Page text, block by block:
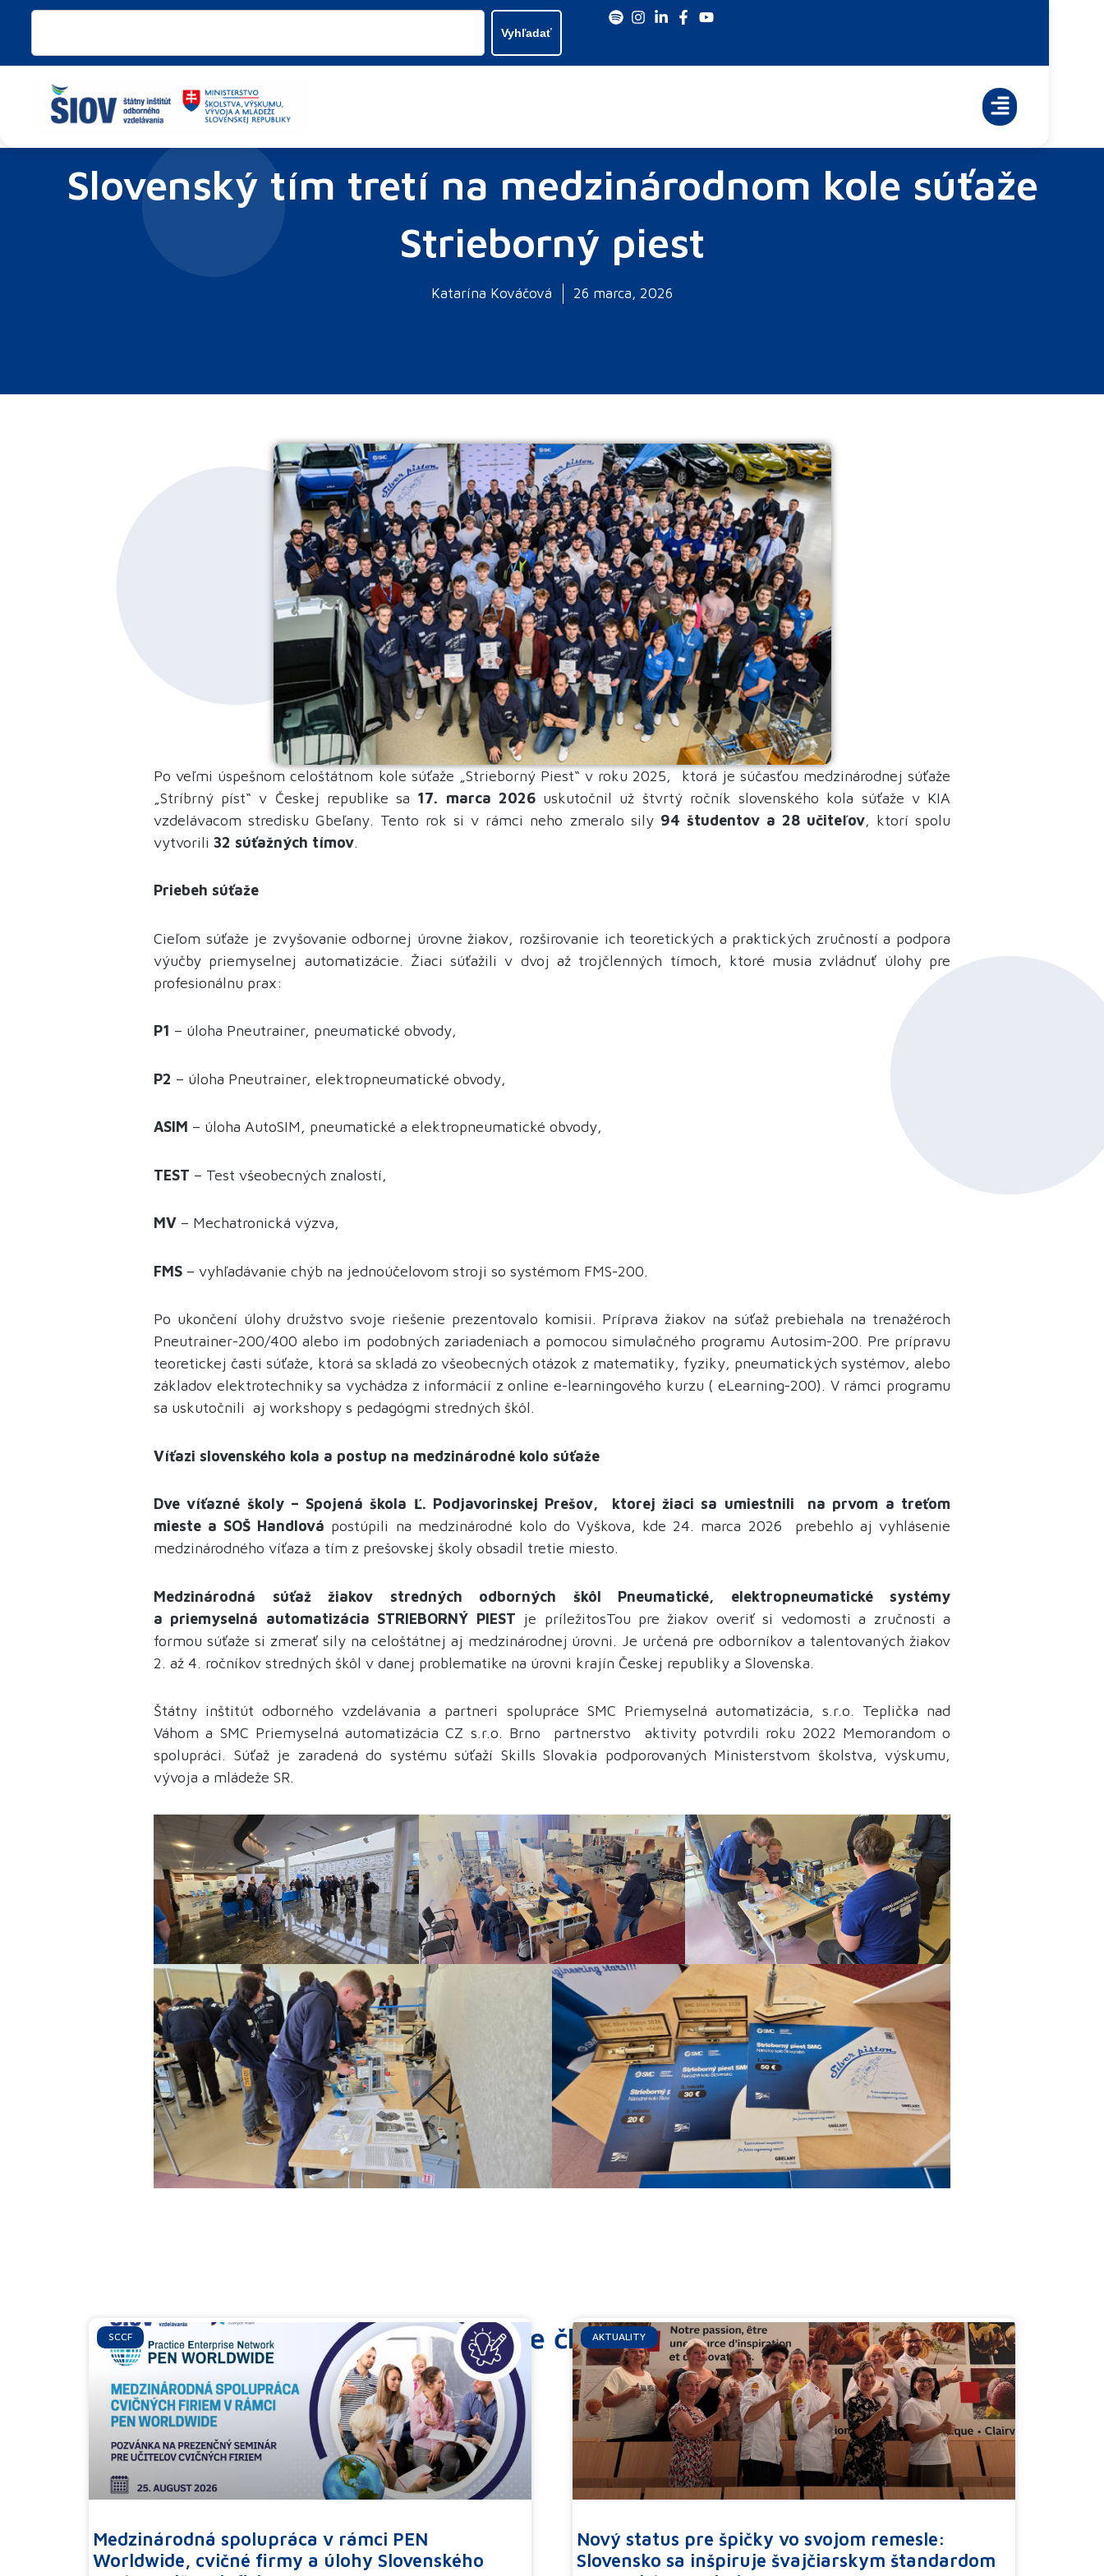
Preskočiť
obsah
Vyhľadať
Vyhľadať
Slovenský tím tretí na medzinárodnom kole súťaže
Strieborný piest
Katarína Kováčová 26 marca, 2026
Po veľmi úspešnom celoštátnom kole súťaže „Strieborný Piest“ v roku 2025, ktorá je súčasťou medzinárodnej súťaže
„Stríbrný píst“ v Českej republike sa 17. marca 2026 uskutočnil už štvrtý ročník slovenského kola súťaže v KIA
vzdelávacom stredisku Gbeľany. Tento rok si v rámci neho zmeralo sily 94 študentov a 28 učiteľov, ktorí spolu
vytvorili 32 súťažných tímov.
Priebeh súťaže
Cieľom súťaže je zvyšovanie odbornej úrovne žiakov, rozširovanie ich teoretických a praktických zručností a podpora
výučby priemyselnej automatizácie. Žiaci súťažili v dvoj až trojčlenných tímoch, ktoré musia zvládnuť úlohy pre
profesionálnu prax:
P1 – úloha Pneutrainer, pneumatické obvody,
P2 – úloha Pneutrainer, elektropneumatické obvody,
ASIM – úloha AutoSIM, pneumatické a elektropneumatické obvody,
TEST – Test všeobecných znalostí,
MV – Mechatronická výzva,
FMS – vyhľadávanie chýb na jednoúčelovom stroji so systémom FMS-200.
Po ukončení úlohy družstvo svoje riešenie prezentovalo komisii. Príprava žiakov na súťaž prebiehala na trenažéroch
Pneutrainer-200/400 alebo im podobných zariadeniach a pomocou simulačného programu Autosim-200. Pre prípravu
teoretickej časti súťaže, ktorá sa skladá zo všeobecných otázok z matematiky, fyziky, pneumatických systémov, alebo
základov elektrotechniky sa vychádza z informácií z online e-learningového kurzu ( eLearning-200). V rámci programu
sa uskutočnili aj workshopy s pedagógmi stredných škôl.
Víťazi slovenského kola a postup na medzinárodné kolo súťaže
Dve víťazné školy – Spojená škola Ľ. Podjavorinskej Prešov, ktorej žiaci sa umiestnili na prvom a treťom
mieste a SOŠ Handlová postúpili na medzinárodné kolo do Vyškova, kde 24. marca 2026 prebehlo aj vyhlásenie
medzinárodného víťaza a tím z prešovskej školy obsadil tretie miesto.
Medzinárodná súťaž žiakov stredných odborných škôl Pneumatické, elektropneumatické systémy
a priemyselná automatizácia STRIEBORNÝ PIEST je príležitosTou pre žiakov overiť si vedomosti a zručnosti a
formou súťaže si zmerať sily na celoštátnej aj medzinárodnej úrovni. Je určená pre odborníkov a talentovaných žiakov
2. až 4. ročníkov stredných škôl v danej problematike na úrovni krajín Českej republiky a Slovenska.
Štátny inštitút odborného vzdelávania a partneri spolupráce SMC Priemyselná automatizácia, s.r.o. Teplička nad
Váhom a SMC Priemyselná automatizácia CZ s.r.o. Brno partnerstvo aktivity potvrdili roku 2022 Memorandom o
spolupráci. Súťaž je zaradená do systému súťaží Skills Slovakia podporovaných Ministerstvom školstva, výskumu,
vývoja a mládeže SR.
Ďalšie články
SCCF
Medzinárodná spolupráca v rámci PEN
Worldwide, cvičné firmy a úlohy Slovenského
AKTUALITY
Nový status pre špičky vo svojom remesle:
Slovensko sa inšpiruje švajčiarskym štandardom